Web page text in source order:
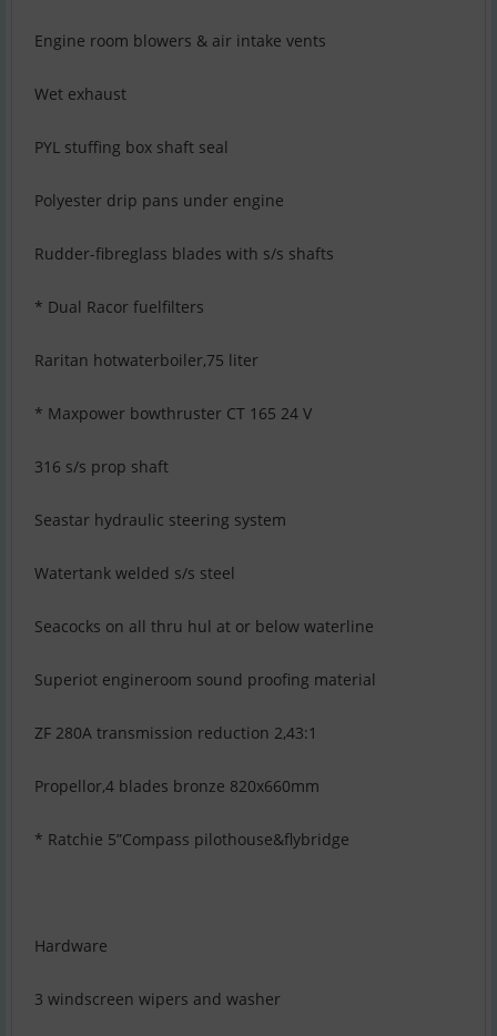
Engine room blowers & air intake vents
Wet exhaust
PYL stuffing box shaft seal
Polyester drip pans under engine
Rudder-fibreglass blades with s/s shafts
* Dual Racor fuelfilters
Raritan hotwaterboiler,75 liter
* Maxpower bowthruster CT 165 24 V
316 s/s prop shaft
Seastar hydraulic steering system
Watertank welded s/s steel
Seacocks on all thru hul at or below waterline
Superiot engineroom sound proofing material
ZF 280A transmission reduction 2,43:1
Propellor,4 blades bronze 820x660mm
* Ratchie 5”Compass pilothouse&flybridge
Hardware
3 windscreen wipers and washer